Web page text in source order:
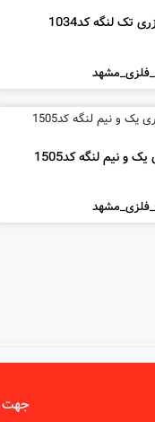
تک لنگه کد1034
و نیم لنگه کد1505
جهت